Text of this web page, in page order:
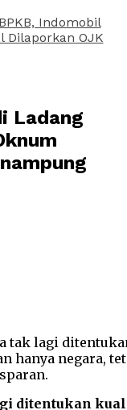
Indomobil
Dilaporkan OJK
Ladang
ditentukan